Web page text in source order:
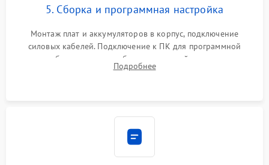
5. Сборка и программная настройка
Монтаж плат и аккумуляторов в корпус, подключение
силовых кабелей. Подключение к ПК для программной
калибровки констант батареи, настройки порогов
срабатывания AVR и сброса счетчиков старения АКБ.
Подробнее